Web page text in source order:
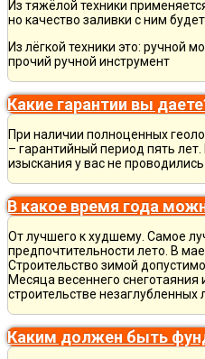
Из тяжёлой техники
но качество заливки с ним
Из лёгкой техники это: ручной
прочий ручной инструмент
Какие гарантии вы
При наличии полноценных
– гарантийный период пять лет.
изыскания у вас не
В какое время года
От лучшего к худшему. Самое
предпочтительности лето. В
Строительство зимой
Месяца весеннего снеготаяния
строительстве незаглубленных
Каким должен быть